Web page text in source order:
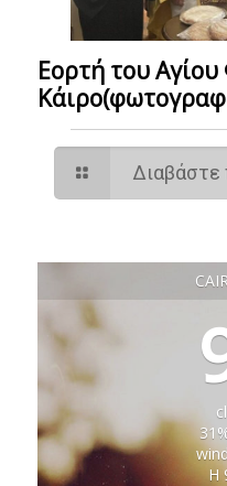
Εορτή του
Διαβάστε
H